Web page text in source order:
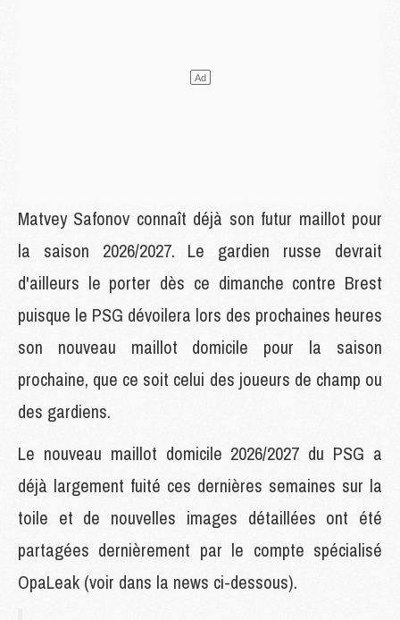
Matvey Safonov connaît déjà son futur maillot pour
la saison 2026/2027. Le gardien russe devrait
d'ailleurs le porter dès ce dimanche contre Brest
puisque le PSG dévoilera lors des prochaines heures
son nouveau maillot domicile pour la saison
prochaine, que ce soit celui des joueurs de champ ou
des gardiens.
Le nouveau maillot domicile 2026/2027 du PSG a
déjà largement fuité ces dernières semaines sur la
toile et de nouvelles images détaillées ont été
partagées dernièrement par le compte spécialisé
OpaLeak (voir dans la news ci-dessous).